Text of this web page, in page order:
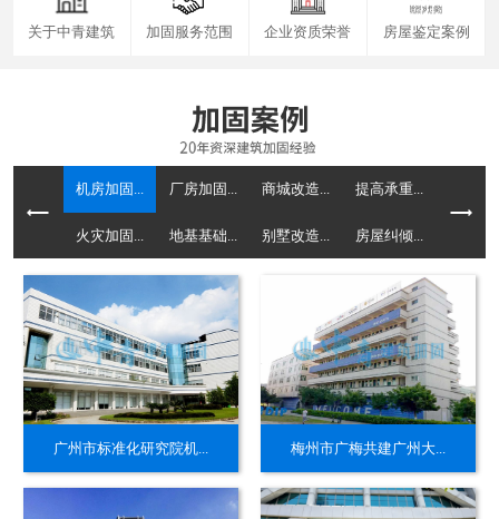
关于中青建筑 加固服务范围 企业资质荣誉 房屋鉴定案例
机房加固... 厂房加固... 商城改造... 提高承重...
火灾加固... 地基基础... 别墅改造... 房屋纠倾...
广州市标准化研究院机... 梅州市广梅共建广州大...